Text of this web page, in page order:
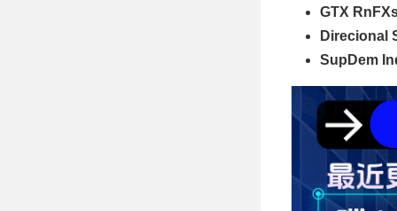
GTX
Direcional
SupDem